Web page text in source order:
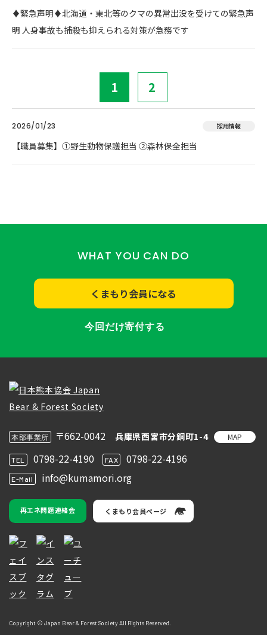
♦️緊急声明♦️北海道・東北等のクマの異常出没を受けての緊急声
明 人身事故も捕殺も抑えられる対策が急務です
1 2
2026/01/23 採用情報
【職員募集】①野生動物保護担当 ②森林保全担当
WHAT YOU CAN DO
くまもり会員になる
今回だけ寄付する
本部事業所 〒662-0042 兵庫県西宮市分銅町1-4 MAP
TEL 0798-22-4190 FAX 0798-22-4196
E-Mail info@kumamori.org
再エネ問題連絡会 くまもり会員ページ
Copyright © Japan Bear & Forest Society All Rights Reserved.